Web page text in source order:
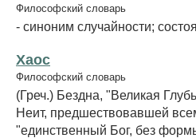
Философский словарь
- синоним случайности;
Хаос
Философский словарь
(Греч.) Бездна, "Великая
Неит, предшествовавшей
"единственный Бог, без